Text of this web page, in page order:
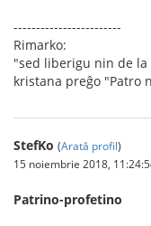
------------------------
Rimarko:
"sed liberigu nin de
kristana preĝo "Patro
StefKo (Arată profil)
15 noiembrie 2018,
Patrino-profetino